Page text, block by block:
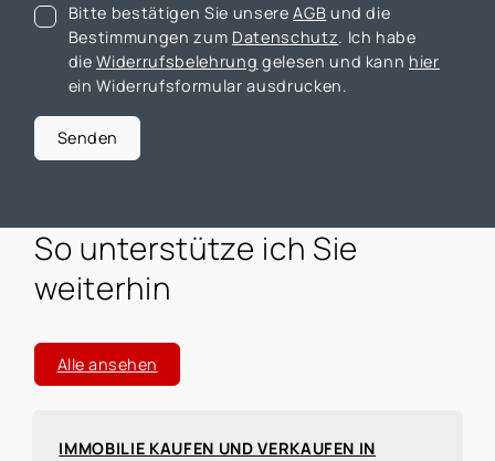
Bitte bestätigen Sie unsereAGB und die
Bestimmungen zum Datenschutz. Ich habe
dieWiderrufsbelehrung gelesen und kann hier
ein Widerrufsformular ausdrucken.
Senden
So unterstütze ich Sie
weiterhin
Alle ansehen
IMMOBILIE KAUFEN UND VERKAUFEN IN